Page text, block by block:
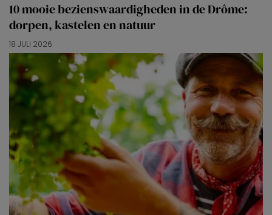
10 mooie bezienswaardigheden in de Drôme:
dorpen, kastelen en natuur
18 JULI 2026